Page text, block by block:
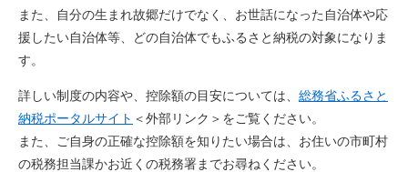
また、自分の生まれ故郷だけでなく、お世話になった自治体や応
援したい自治体等、どの自治体でもふるさと納税の対象になりま
す。
詳しい制度の内容や、控除額の目安については、 総務省ふるさと
納税ポータルサイト ＜外部リンク＞ をご覧ください。
また、ご自身の正確な控除額を知りたい場合は、お住いの市町村
の税務担当課かお近くの税務署までお尋ねください。